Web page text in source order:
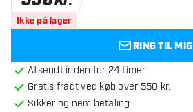
Ikke på lager
RING TIL MIG
Afsendt inden for 24 timer
Gratis fragt ved køb over 550 kr.
Sikker og nem betaling